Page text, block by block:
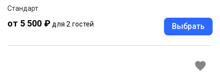
Стандарт
от 5 500 ₽ для 2 гостей Выбрать